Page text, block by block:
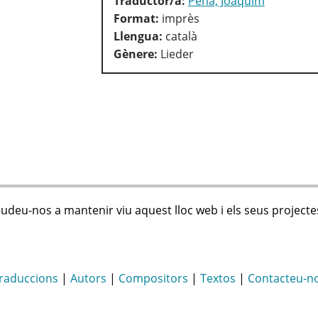
Format: imprès
Llengua: català
Gènere: Lieder
nos a mantenir viu aquest lloc web i els seus
| Autors | Compositors | Textos | Contacteu-